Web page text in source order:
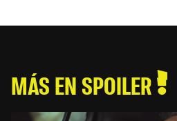
MÁS EN SPOILER